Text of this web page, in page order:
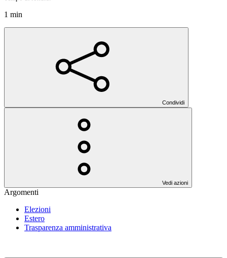
1 min
Condividi
Vedi azioni
Argomenti
Elezioni
Estero
Trasparenza amministrativa